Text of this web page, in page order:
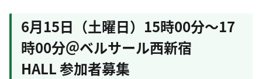
6月15日（土曜日）15時00分～17
時00分＠ベルサール西新宿
HALL 参加者募集